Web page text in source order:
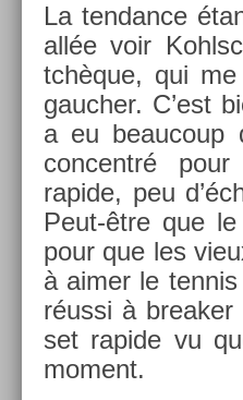
La ten­dance
allée voir
tchèque, qui
gauch­er. C’est
a eu be­aucoup
con­centré
rapide, peu
Peut-être que
pour que les
à aimer le
réussi à
set rapide vu
mo­ment.